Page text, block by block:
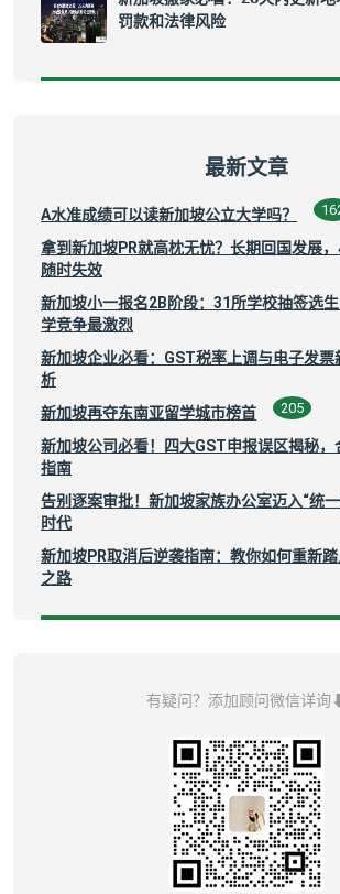
罚款和法律风险
最新文章
A水准成绩可以读新加坡公立大学吗？
拿到新加坡PR就高枕无忧？长期回国发展
随时失效
新加坡小一报名2B阶段：31所学校抽签选
学竞争最激烈
新加坡企业必看：GST税率上调与电子发票
析
新加坡再夺东南亚留学城市榜首 205
新加坡公司必看！四大GST申报误区揭秘，
指南
告别逐案审批！新加坡家族办公室迈入“统
时代
新加坡PR取消后逆袭指南：教你如何重新
之路
有疑问？添加顾问微信详询